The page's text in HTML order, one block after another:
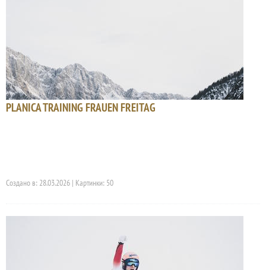
PLANICA TRAINING FRAUEN FREITAG
Создано в: 28.03.2026 | Картинки: 50